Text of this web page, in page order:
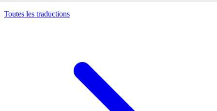
Toutes les traductions